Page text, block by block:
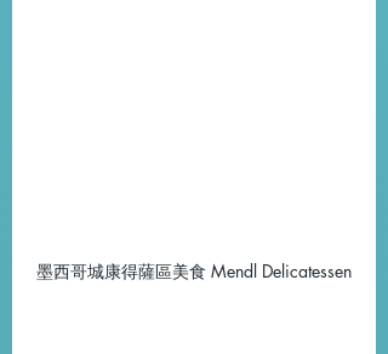
墨西哥城康得薩區美食 Mendl Delicatessen